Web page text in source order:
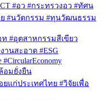
#อว #กระทรวงอว #ทัศน
ย #นวัตกรรม #ทุนวัฒนธรรม
ท #อุตสาหกรรมสีเขียว
านสะอาด #ESG
#CircularEconomy
อมยั่งยืน
ยแก่ประเทศไทย #วิจัยเพื่อ